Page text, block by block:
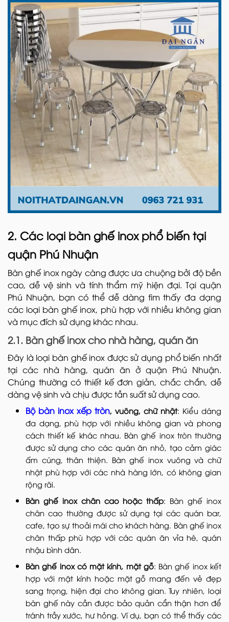
2. Các loại bàn ghế inox phổ biến tại
quận Phú Nhuận
Bàn ghế inox ngày càng được ưa chuộng bởi độ bền
cao, dễ vệ sinh và tính thẩm mỹ hiện đại. Tại quận
Phú Nhuận, bạn có thể dễ dàng tìm thấy đa dạng
các loại bàn ghế inox, phù hợp với nhiều không gian
và mục đích sử dụng khác nhau.
2.1. Bàn ghế inox cho nhà hàng, quán ăn
Đây là loại bàn ghế inox được sử dụng phổ biến nhất
tại các nhà hàng, quán ăn ở quận Phú Nhuận.
Chúng thường có thiết kế đơn giản, chắc chắn, dễ
dàng vệ sinh và chịu được tần suất sử dụng cao.
Bộ bàn inox xếp tròn, vuông, chữ nhật: Kiểu dáng
đa dạng, phù hợp với nhiều không gian và phong
cách thiết kế khác nhau. Bàn ghế inox tròn thường
được sử dụng cho các quán ăn nhỏ, tạo cảm giác
ấm cúng, thân thiện. Bàn ghế inox vuông và chữ
nhật phù hợp với các nhà hàng lớn, có không gian
rộng rãi.
Bàn ghế inox chân cao hoặc thấp: Bàn ghế inox
chân cao thường được sử dụng tại các quán bar,
cafe, tạo sự thoải mái cho khách hàng. Bàn ghế inox
chân thấp phù hợp với các quán ăn vỉa hè, quán
nhậu bình dân.
Bàn ghế inox có mặt kính, mặt gỗ: Bàn ghế inox kết
hợp với mặt kính hoặc mặt gỗ mang đến vẻ đẹp
sang trọng, hiện đại cho không gian. Tuy nhiên, loại
bàn ghế này cần được bảo quản cẩn thận hơn để
tránh trầy xước, hư hỏng. Ví dụ, bạn có thể thấy các